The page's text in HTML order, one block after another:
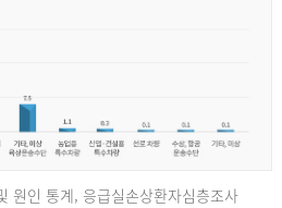
원인 통계, 응급실손상환자심층조사